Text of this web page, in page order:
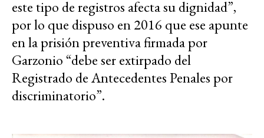
este tipo de registros afecta su dignidad”,
por lo que dispuso en 2016 que ese apunte
en la prisión preventiva firmada por
Garzonio “debe ser extirpado del
Registrado de Antecedentes Penales por
discriminatorio”.